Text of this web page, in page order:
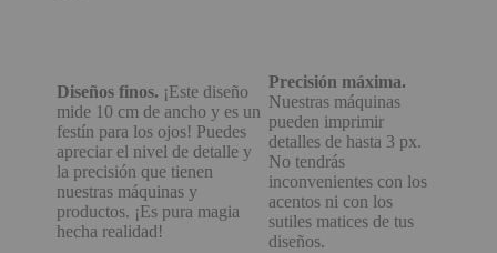
Diseños finos. ¡Este diseño
mide 10 cm de ancho y es un
festín para los ojos! Puedes
apreciar el nivel de detalle y
la precisión que tienen
nuestras máquinas y
productos. ¡Es pura magia
hecha realidad!
Precisión máxima.
Nuestras máquinas
pueden imprimir
detalles de hasta 3 px.
No tendrás
inconvenientes con los
acentos ni con los
sutiles matices de tus
diseños.